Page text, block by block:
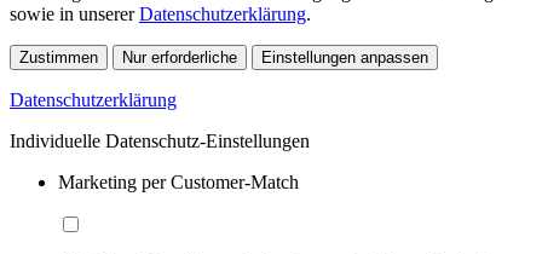
sowie in unsererDatenschutzerklärung.
Zustimmen Nur erforderliche Einstellungen anpassen
Datenschutzerklärung
Individuelle Datenschutz-Einstellungen
Marketing per Customer-Match